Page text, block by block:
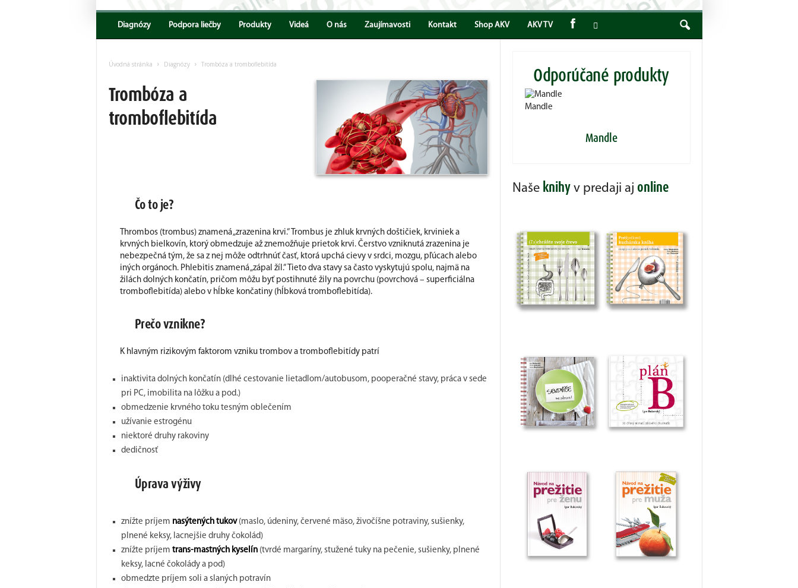
Encyklopedia
Diagnózy Podpora liečby Produkty Videá O nás Zaujímavosti Kontakt Shop AKV AKV TV
Úvodná stránka Diagnózy Trombóza a tromboflebitída
Trombóza a
tromboflebitída
Čo to je?
Thrombos (trombus) znamená „zrazenina krvi.“ Trombus je zhluk krvných doštičiek, krviniek a
krvných bielkovín, ktorý obmedzuje až znemožňuje prietok krvi. Čerstvo vzniknutá zrazenina je
nebezpečná tým, že sa z nej môže odtrhnúť časť, ktorá upchá cievy v srdci, mozgu, pľúcach alebo
iných orgánoch. Phlebitis znamená „zápal žíl.“ Tieto dva stavy sa často vyskytujú spolu, najmä na
žilách dolných končatín, pričom môžu byť postihnuté žily na povrchu (povrchová – superficiálna
tromboflebitída) alebo v hĺbke končatiny (hĺbková tromboflebitída).
Prečo vznikne?
K hlavným rizikovým faktorom vzniku trombov a tromboflebitídy patrí
inaktivita dolných končatín (dlhé cestovanie lietadlom/autobusom, pooperačné stavy, práca v sede
pri PC, imobilita na lôžku a pod.)
obmedzenie krvného toku tesným oblečením
užívanie estrogénu
niektoré druhy rakoviny
dedičnosť
Úprava výživy
znížte príjem nasýtených tukov(maslo, údeniny, červené mäso, živočíšne potraviny, sušienky,
plnené keksy, lacnejšie druhy čokolád)
znížte príjem trans-mastných kyselín(tvrdé margaríny, stužené tuky na pečenie, sušienky, plnené
keksy, lacné čokolády a pod)
obmedzte príjem soli a slaných potravín
Odporúčané produkty
Mandle
Mandle
Našeknihy v predaji aj online